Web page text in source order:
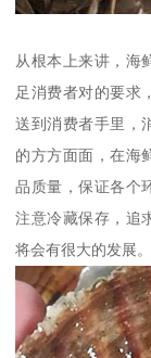
从根本上来讲，海
足消费者对的要求
送到消费者手里，
的方方面面，在海
品质量，保证各个
注意冷藏保存，追
将会有很大的发展。